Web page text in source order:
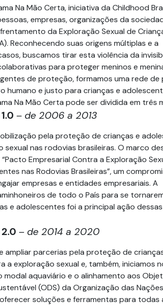
Na Mão Certa, iniciativa da Childhood
empresas, organizações da
da Exploração Sexual de
Reconhecendo suas origens múltiplas e a
buscamos tirar esta violência da
para proteger meninos e
de proteção, formamos uma rede de
humano e justo para crianças e
Na Mão Certa pode ser dividida em três
– de 2006 a 2013
pela proteção de crianças e
sexual nas rodovias brasileiras. O marco
Empresarial Contra a Exploração
nas Rodovias Brasileiras”, um
empresas e entidades empresariais. A
de todo o País para se
e adolescentes foi a principal ação
– de 2014 a 2020
ampliar parcerias pela proteção de
a exploração sexual e, também, iniciamos
modal aquaviário e o alinhamento aos
(ODS) da Organização das
oferecer soluções e ferramentas para todas